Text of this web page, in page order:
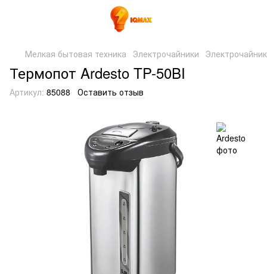
Мелкая бытовая техника Электрочайники
Термопот Ardesto TP-50BI
Артикул: 85088 Оставить отзыв